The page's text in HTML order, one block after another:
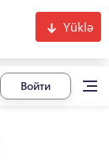
Yüklə
Войти